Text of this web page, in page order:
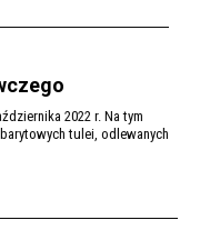
2022 r. Na tym
tulei, odlewanych